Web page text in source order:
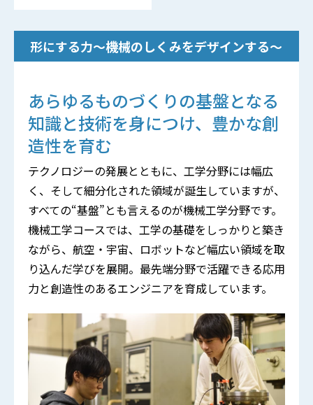
形にする力～機械のしくみをデザインする～
あらゆるものづくりの基盤となる
知識と技術を身につけ、 豊かな創
造性を育む
テクノロジーの発展とともに、工学分野には幅広
く、そして細分化された領域が誕生していますが、
すべての“基盤”とも言えるのが機械工学分野です。
機械工学コースでは、工学の基礎をしっかりと築き
ながら、航空・宇宙、ロボットなど幅広い領域を取
り込んだ学びを展開。最先端分野で活躍できる応用
力と創造性のあるエンジニアを育成しています。